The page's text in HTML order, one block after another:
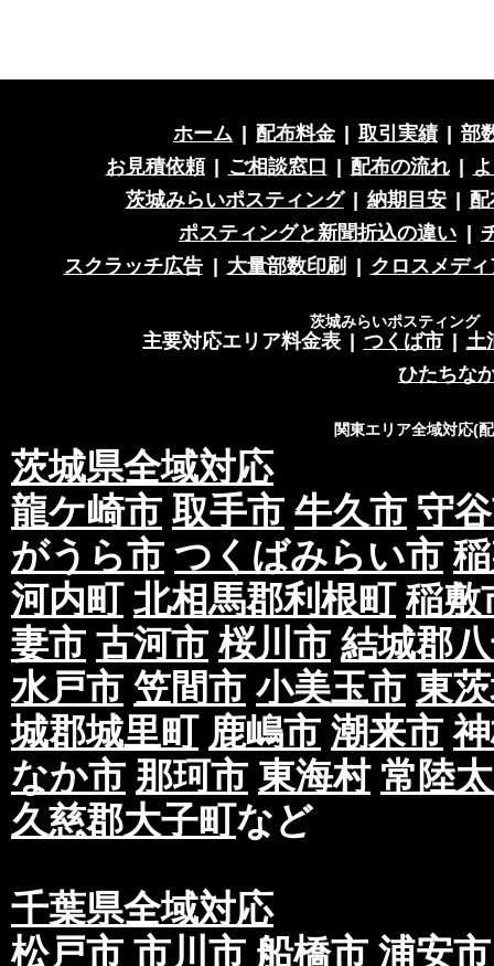
ホーム 配布料金 取引実績
部
お見積依頼
ご相談窓口 配布の流れ
茨城みらいポスティング
納期目安
ポスティングと新聞折込の違い
スクラッチ広告
大量部数印刷 クロスメディ
茨城みらいポスティング
主要対応エリア料金表 つくば市
土
ひたちな
関東エリア全域対応(
茨城県全域対応
龍ケ崎市 取手市 牛久市 守
がうら市 つくばみらい市
河内町 北相馬郡利根町 稲敷
妻市 古河市 桜川市 結城郡
水戸市 笠間市 小美玉市 東
城郡城里町 鹿嶋市 潮来市
なか市 那珂市 東海村 常陸
久慈郡大子町など
千葉県全域対応
松戸市 市川市 船橋市 浦安市